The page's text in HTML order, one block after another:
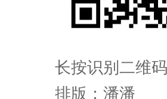
长按识别二维
排版：潘潘